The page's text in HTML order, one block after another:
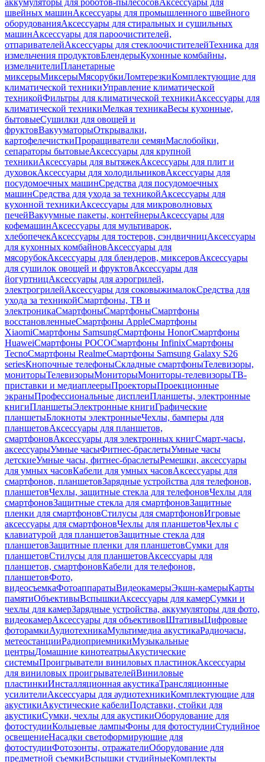
аккумуляторы для роботов-пылесосовАксессуары для
швейных машинАксессуары для промышленного швейного
оборудованияАксессуары для стиральных и сушильных
машинАксессуары для пароочистителей,
отпаривателейАксессуары для стеклоочистителейТехника для
измельчения продуктовБлендерыКухонные комбайны,
измельчителиПланетарные
миксерыМиксерыМясорубкиЛомтерезкиКомплектующие для
климатической техникиУправление климатической
техникойФильтры для климатической техникиАксессуары для
климатической техникиМелкая техникаВесы кухонные,
бытовыеСушилки для овощей и
фруктовВакууматорыОткрывалки,
картофелечисткиПроращиватели семянМаслобойки,
сепараторы бытовыеАксессуары для крупной
техникиАксессуары для вытяжекАксессуары для плит и
духовокАксессуары для холодильниковАксессуары для
посудомоечных машинСредства для посудомоечных
машинСредства для ухода за техникойАксессуары для
кухонной техникиАксессуары для микроволновых
печейВакуумные пакеты, контейнерыАксессуары для
кофемашинАксессуары для мультиварок,
хлебопечекАксессуары для тостеров, сэндвичницАксессуары
для кухонных комбайновАксессуары для
мясорубокАксессуары для блендеров, миксеровАксессуары
для сушилок овощей и фруктовАксессуары для
йогуртницАксессуары для аэрогрилей,
электрогрилейАксессуары для соковыжималокСредства для
ухода за техникойСмартфоны, ТВ и
электроникаСмартфоныСмартфоныСмартфоны
восстановленныеСмартфоны AppleСмартфоны
XiaomiСмартфоны SamsungСмартфоны HonorСмартфоны
HuaweiСмартфоны POCOСмартфоны InfinixСмартфоны
TecnoСмартфоны RealmeСмартфоны Samsung Galaxy S26
seriesКнопочные телефоныСкладные смартфоныТелевизоры,
мониторыТелевизорыМониторыМониторы-телевизорыТВ-
приставки и медиаплеерыПроекторыПроекционные
экраныПрофессиональные дисплеиПланшеты, электронные
книгиПланшетыЭлектронные книгиГрафические
планшетыБлокноты электронныеЧехлы, бамперы для
планшетовАксессуары для планшетов,
смартфоновАксессуары для электронных книгСмарт-часы,
аксессуарыУмные часыФитнес-браслетыУмные часы
детскиеУмные часы, фитнес-браслетыРемешки, аксессуары
для умных часовКабели для умных часовАксессуары для
смартфонов, планшетовЗарядные устройства для телефонов,
планшетовЧехлы, защитные стекла для телефоновЧехлы для
смартфоновЗащитные стекла для смартфоновЗащитные
пленки для смартфоновСтилусы для смартфоновИгровые
аксессуары для смартфоновЧехлы для планшетовЧехлы с
клавиатурой для планшетовЗащитные стекла для
планшетовЗащитные пленки для планшетовСумки для
планшетовСтилусы для планшетовАксессуары для
планшетов, смартфоновКабели для телефонов,
планшетовФото,
видеосъемкаФотоаппаратыВидеокамерыЭкшн-камерыКарты
памятиОбъективыВспышкиАксессуары для камерСумки и
чехлы для камерЗарядные устройства, аккумуляторы для фото,
видеокамерАксессуары для объективовШтативыЦифровые
фоторамкиАудиотехникаМультимедиа акустикаРадиочасы,
метеостанцииРадиоприемникиМузыкальные
центрыДомашние кинотеатрыАкустические
системыПроигрыватели виниловых пластинокАксессуары
для виниловых проигрывателейВиниловые
пластинкиИнсталляционная акустикаТрансляционные
усилителиАксессуары для аудиотехникиКомплектующие для
акустикиАкустические кабелиПодставки, стойки для
акустикиСумки, чехлы для акустикиОборудование для
фотостудииКольцевые лампыФоны для фотостудииСтудийное
освещениеНасадки светоформирующие для
фотостудииФотозонты, отражателиОборудование для
предметной съемкиВспышки студийныеКомплекты